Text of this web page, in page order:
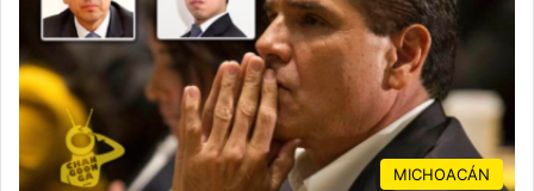
MICHOACÁN